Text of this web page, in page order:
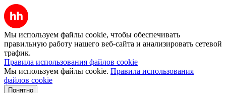
Мы используем файлы cookie, чтобы обеспечивать
правильную работу нашего веб-сайта и анализировать сетевой
трафик.
Правила использования файлов cookie
Мы используем файлы cookie. Правила использования
файлов cookie
Понятно